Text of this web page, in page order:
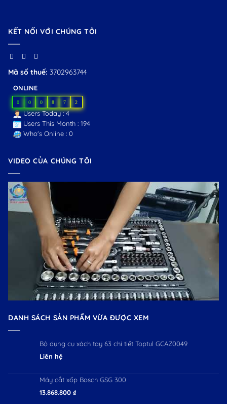
KẾT NỐI VỚI CHÚNG TÔI
Mã số thuế: 3702963744
ONLINE
0 0 0 8 7 2
Users Today : 4
Users This Month : 194
Who's Online : 0
VIDEO CỦA CHÚNG TÔI
DANH SÁCH SẢN PHẨM VỪA ĐƯỢC XEM
Bộ dụng cụ xách tay 63 chi tiết Toptul GCAZ0049
Liên hệ
Máy cắt xốp Bosch GSG 300
13.868.800 ₫